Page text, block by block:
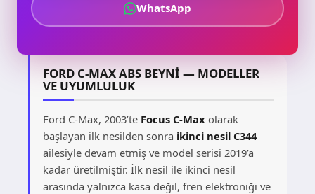
WhatsApp
FORD C-MAX ABS BEYNI — MODELLER
VE UYUMLULUK
Ford C-Max, 2003’te Focus C-Maxolarak
başlayan ilk nesilden sonra ikinci nesil C344
ailesiyle devam etmiş ve model serisi 2019’a
kadar üretilmiştir. İlk nesil ile ikinci nesil
arasında yalnızca kasa değil, fren elektroniği ve